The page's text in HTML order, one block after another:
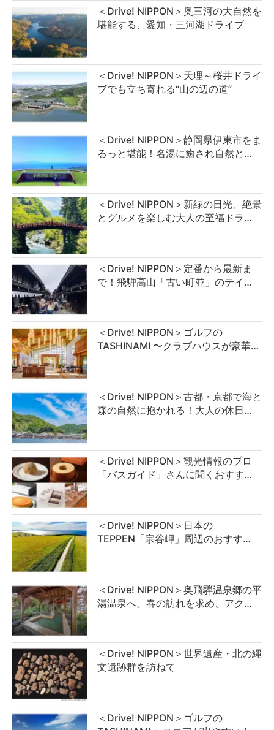
＜Drive! NIPPON＞奥三河の大自然を
堪能する、愛知・三河湖ドライブ
＜Drive! NIPPON＞天理～桜井ドライ
ブでも立ち寄れる“山の辺の道”
＜Drive! NIPPON＞静岡県伊東市をま
るっと堪能！名湯に癒され自然と…
＜Drive! NIPPON＞新緑の日光、絶景
とグルメを楽しむ大人の至福ドラ…
＜Drive! NIPPON＞定番から最新ま
で！飛騨高山「古い町並」のテイ…
＜Drive! NIPPON＞ゴルフの
TASHINAMI 〜クラブハウスが豪華…
＜Drive! NIPPON＞古都・京都で海と
森の自然に抱かれる！大人の休日…
＜Drive! NIPPON＞観光情報のプロ
「バスガイド」さんに聞くおすす…
＜Drive! NIPPON＞日本の
TEPPEN「宗谷岬」周辺のおすす…
＜Drive! NIPPON＞奥飛騨温泉郷の平
湯温泉へ。春の訪れを求め、アク…
＜Drive! NIPPON＞世界遺産・北の縄
文遺跡群を訪ねて
＜Drive! NIPPON＞ゴルフの